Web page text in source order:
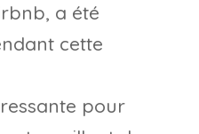
a été
cette
pour